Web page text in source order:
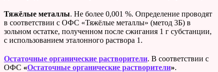
Тяжёлые металлы. Не более 0,001 %. Определение проводят
в соответствии с ОФС «Тяжёлые металлы» (метод 3Б) в
зольном остатке, полученном после сжигания 1 г субстанции,
с использованием эталонного раствора 1.
Остаточные органические растворители. В соответствии с
ОФС «Остаточные органические растворители».